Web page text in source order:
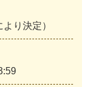
り決定）